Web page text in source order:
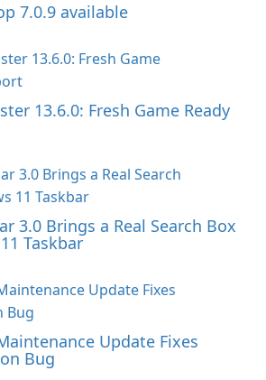
7.0.9 available
13.6.0: Fresh Game Ready
3.0 Brings a Real Search Box
Taskbar
Update Fixes
Bug